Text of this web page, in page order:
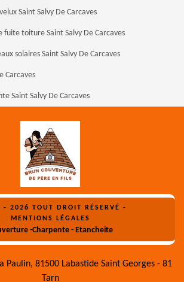
Saint Salvy De Carcaves
toiture Saint Salvy De Carcaves
solaires Saint Salvy De Carcaves
Carcaves
Saint Salvy De Carcaves
2026 TOUT DROIT RÉSERVÉ -
MENTIONS LÉGALES
-Charpente - Etancheite
Paulin, 81500 Labastide Saint Georges - 81
Tarn